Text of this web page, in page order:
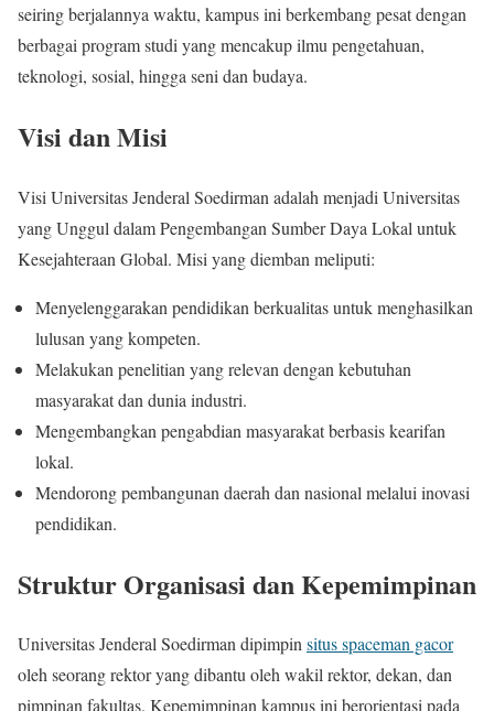
seiring berjalannya waktu, kampus ini berkembang pesat dengan
berbagai program studi yang mencakup ilmu pengetahuan,
teknologi, sosial, hingga seni dan budaya.
Visi dan Misi
Visi Universitas Jenderal Soedirman adalah menjadi Universitas
yang Unggul dalam Pengembangan Sumber Daya Lokal untuk
Kesejahteraan Global. Misi yang diemban meliputi:
Menyelenggarakan pendidikan berkualitas untuk menghasilkan
lulusan yang kompeten.
Melakukan penelitian yang relevan dengan kebutuhan
masyarakat dan dunia industri.
Mengembangkan pengabdian masyarakat berbasis kearifan
lokal.
Mendorong pembangunan daerah dan nasional melalui inovasi
pendidikan.
Struktur Organisasi dan Kepemimpinan
Universitas Jenderal Soedirman dipimpinsitus spaceman gacor
oleh seorang rektor yang dibantu oleh wakil rektor, dekan, dan
pimpinan fakultas. Kepemimpinan kampus ini berorientasi pada